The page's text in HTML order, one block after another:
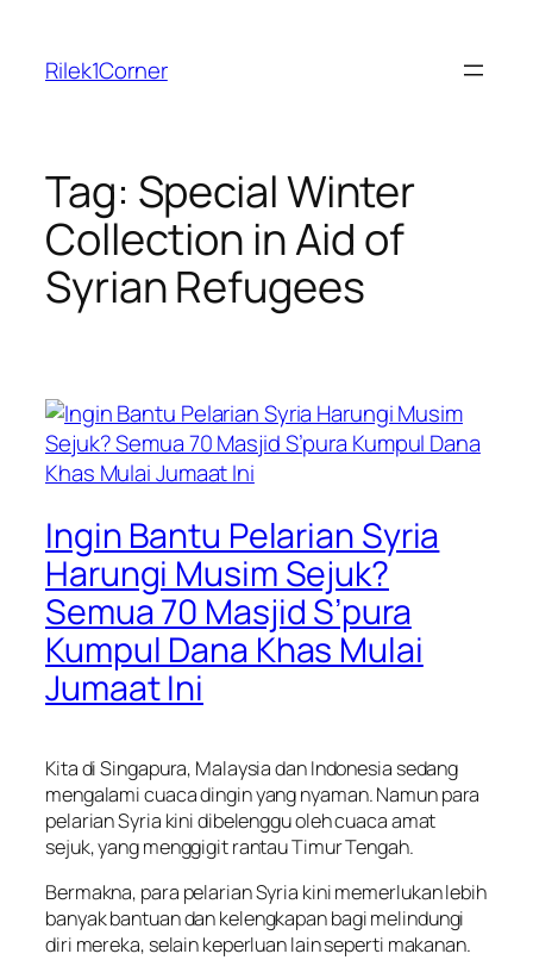
content
Rilek1Corner
Tag: Special Winter
Collection in Aid of
Syrian Refugees
Ingin Bantu Pelarian Syria
Harungi Musim Sejuk?
Semua 70 Masjid S’pura
Kumpul Dana Khas Mulai
Jumaat Ini
Kita di Singapura, Malaysia dan Indonesia sedang
mengalami cuaca dingin yang nyaman. Namun para
pelarian Syria kini dibelenggu oleh cuaca amat
sejuk, yang menggigit rantau Timur Tengah.
Bermakna, para pelarian Syria kini memerlukan lebih
banyak bantuan dan kelengkapan bagi melindungi
diri mereka, selain keperluan lain seperti makanan.